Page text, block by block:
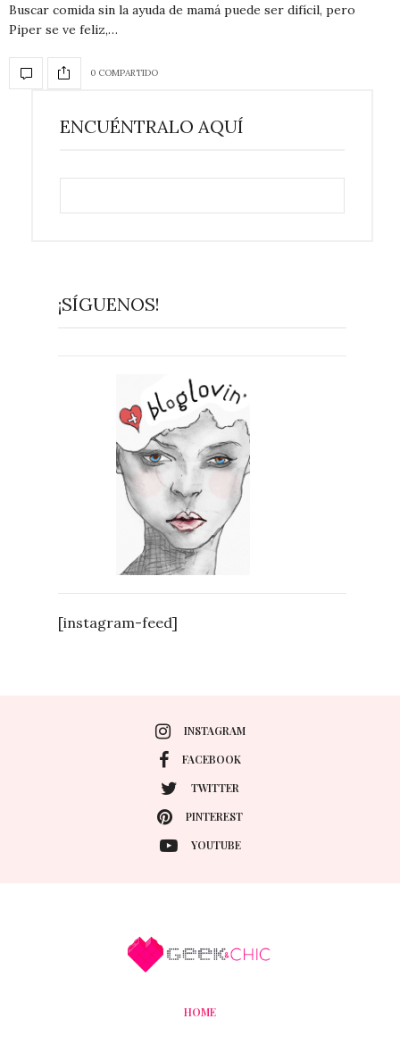
Buscar comida sin la ayuda de mamá puede ser difícil, pero
Piper se ve feliz,…
0 COMPARTIDO
ENCUÉNTRALO AQUÍ
¡SÍGUENOS!
[instagram-feed]
INSTAGRAM
FACEBOOK
TWITTER
PINTEREST
YOUTUBE
HOME